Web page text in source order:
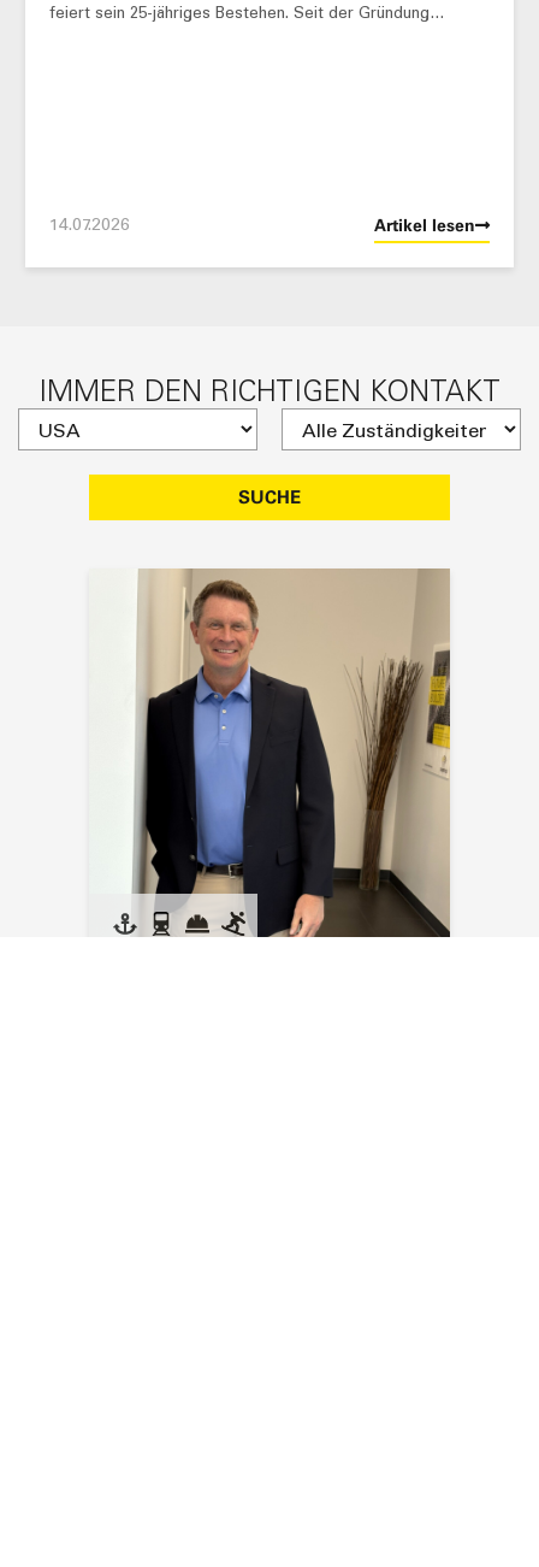
feiert sein 25-jähriges Bestehen. Seit der Gründung…
14.07.2026 Artikel lesen
IMMER DEN RICHTIGEN KONTAKT
SUCHE